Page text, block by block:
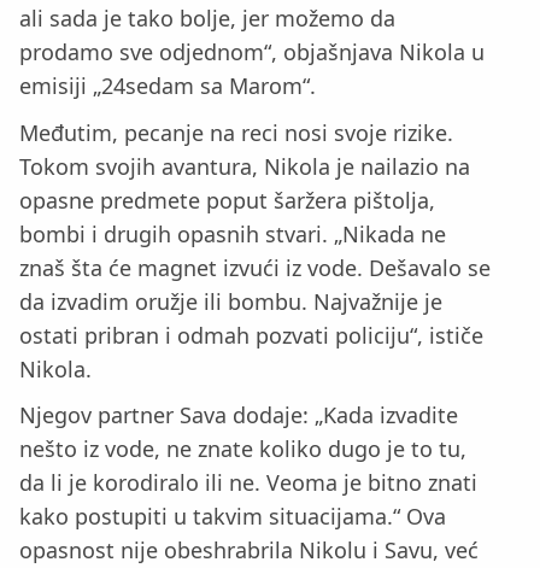
ali sada je tako bolje, jer možemo da
prodamo sve odjednom“, objašnjava Nikola u
emisiji „24sedam sa Marom“.
Međutim, pecanje na reci nosi svoje rizike.
Tokom svojih avantura, Nikola je nailazio na
opasne predmete poput šaržera pištolja,
bombi i drugih opasnih stvari. „Nikada ne
znaš šta će magnet izvući iz vode. Dešavalo se
da izvadim oružje ili bombu. Najvažnije je
ostati pribran i odmah pozvati policiju“, ističe
Nikola.
Njegov partner Sava dodaje: „Kada izvadite
nešto iz vode, ne znate koliko dugo je to tu,
da li je korodiralo ili ne. Veoma je bitno znati
kako postupiti u takvim situacijama.“ Ova
opasnost nije obeshrabrila Nikolu i Savu, već